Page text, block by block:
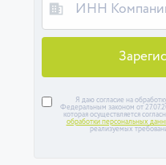
Я даю согласие на
Федеральным законом от
которая осуществляется
обработки персональных
реализуемых